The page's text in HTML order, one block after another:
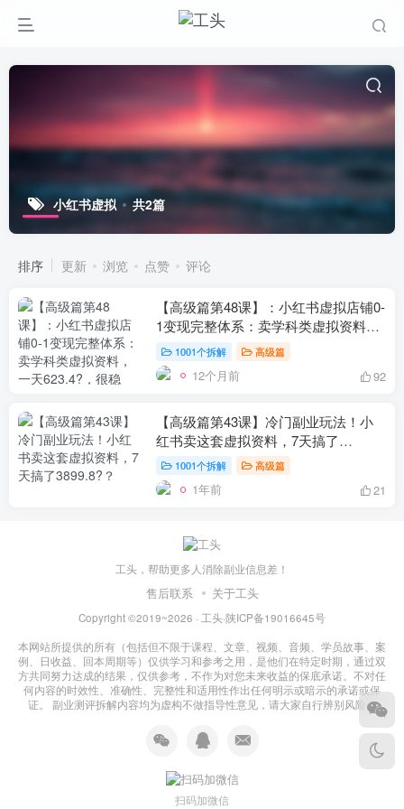
小红书虚拟 共2篇
排序 更新 浏览 点赞 评论
【高级篇第48课】：小红书虚拟店铺0-
1变现完整体系：卖学科类虚拟资料，
一天623.4?，很稳定！
1001个拆解 高级篇
12个月前 92
【高级篇第43课】冷门副业玩法！小
红书卖这套虚拟资料，7天搞了
3899.8?？
1001个拆解 高级篇
1年前 21
工头，帮助更多人消除副业信息差！
售后联系 关于工头
Copyright ©2019~2026 · 工头·陕ICP备19016645号
本网站所提供的所有（包括但不限于课程、文章、视频、音频、学员故事、案
例、日收益、回本周期等）仅供学习和参考之用，是他们在特定时期，通过双
方共同努力达成的结果，仅供参考，不作为对您未来收益的保底承诺。不对任
何内容的时效性、准确性、完整性和适用性作出任何明示或暗示的承诺或保
证。 副业测评拆解内容均为虚构不做指导性意见，请大家自行辨别风险！
扫码加微信